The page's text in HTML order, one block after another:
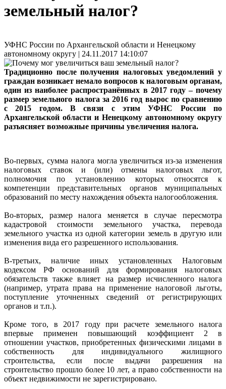
земельный налог?
УФНС России по Архангельской области и Ненецкому
автономному округу | 24.11.2017 14:10:07
Традиционно после получения налоговых уведомлений у
граждан возникает немало вопросов к налоговым органам,
один из наиболее распространённых в 2017 году – почему
размер земельного налога за 2016 год вырос по сравнению
с 2015 годом. В связи с этим УФНС России по
Архангельской области и Ненецкому автономному округу
разъясняет возможные причины увеличения налога.
Во-первых, сумма налога могла увеличиться из-за изменения
налоговых ставок и (или) отмены налоговых льгот,
полномочия по установлению которых относятся к
компетенции представительных органов муниципальных
образований по месту нахождения объекта налогообложения.
Во-вторых, размер налога меняется в случае пересмотра
кадастровой стоимости земельного участка, перевода
земельного участка из одной категории земель в другую или
изменения вида его разрешенного использования.
В-третьих, наличие иных установленных Налоговым
кодексом РФ оснований для формирования налоговых
обязательств также влияет на размер исчисленного налога
(например, утрата права на применение налоговой льготы,
поступление уточненных сведений от регистрирующих
органов и т.п.).
Кроме того, в 2017 году при расчете земельного налога
впервые применен повышающий коэффициент 2 в
отношении участков, приобретенных физическими лицами в
собственность для индивидуального жилищного
строительства, если после выдачи разрешения на
строительство прошло более 10 лет, а право собственности на
объект недвижимости не зарегистрировано.